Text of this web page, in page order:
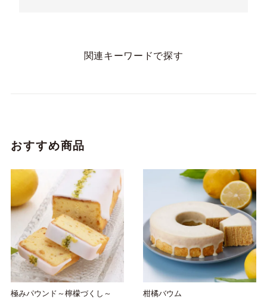
関連キーワードで探す
おすすめ商品
極みパウンド～檸檬づくし～ 柑橘バウム